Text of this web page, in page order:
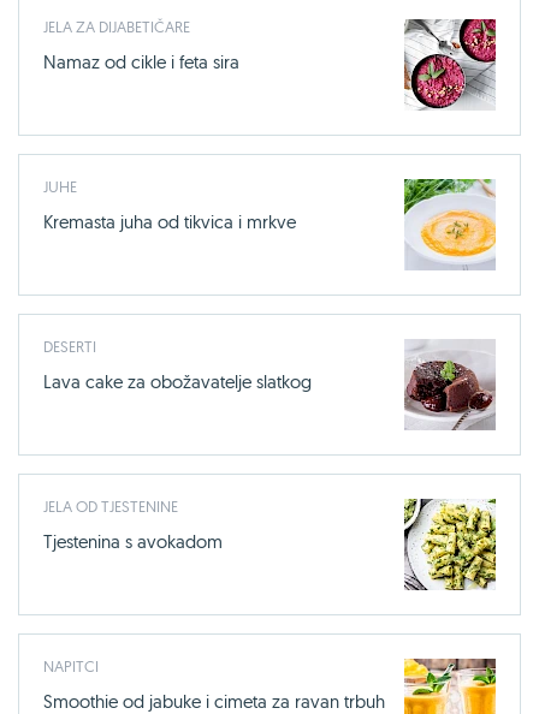
JELA ZA DIJABETIČARE
Namaz od cikle i feta sira
JUHE
Kremasta juha od tikvica i mrkve
DESERTI
Lava cake za obožavatelje slatkog
JELA OD TJESTENINE
Tjestenina s avokadom
NAPITCI
Smoothie od jabuke i cimeta za ravan trbuh